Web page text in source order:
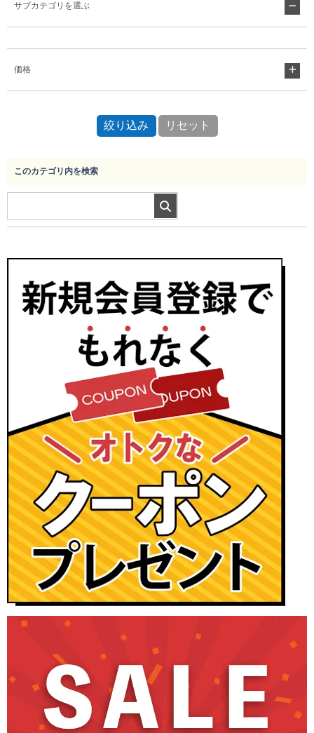
サブカテゴリを選ぶ
価格
このカテゴリ内を検索